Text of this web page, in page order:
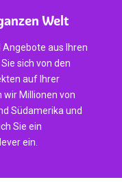
Welt
aus Ihren
sich von den
auf Ihrer
wir Millionen von
Südamerika und
Sie ein
ein.